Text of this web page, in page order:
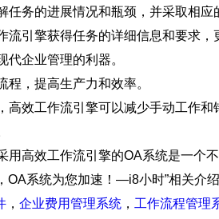
务的进展情况和瓶颈，并采取相应
流引擎获得任务的详细信息和要求，
代企业管理的利器。
，提高生产力和效率。
高效工作流引擎可以减少手动工作
用高效工作流引擎的OA系统是一个不
OA系统为您加速！—i8小时”相关介
， 企业费用管理系统 ， 工作流程管理